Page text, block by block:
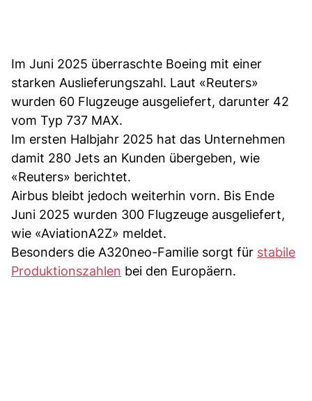
Im Juni 2025 überraschte Boeing mit einer
starken Auslieferungszahl. Laut «Reuters»
wurden 60 Flugzeuge ausgeliefert, darunter 42
vom Typ 737 MAX.
Im ersten Halbjahr 2025 hat das Unternehmen
damit 280 Jets an Kunden übergeben, wie
«Reuters» berichtet.
Airbus bleibt jedoch weiterhin vorn. Bis Ende
Juni 2025 wurden 300 Flugzeuge ausgeliefert,
wie «AviationA2Z» meldet.
Besonders die A320neo-Familie sorgt für stabile
Produktionszahlen bei den Europäern.